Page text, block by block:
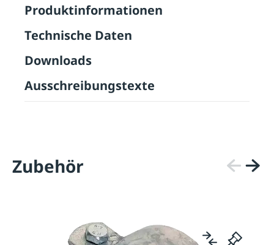
Produktinformationen
Technische Daten
Downloads
Ausschreibungstexte
Zubehör